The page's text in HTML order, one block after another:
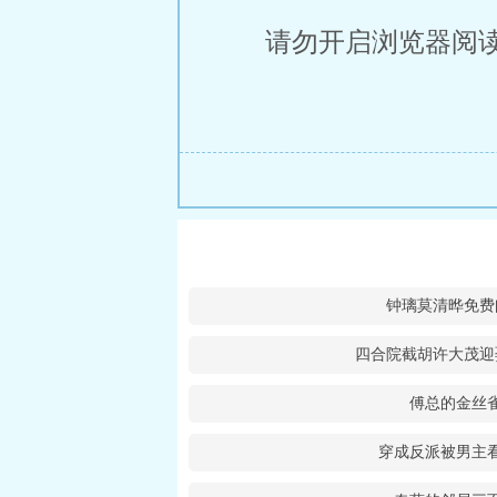
请勿开启浏览器阅
钟璃莫清晔免
四合院截胡许大茂
傅总的金丝
穿成反派被男主